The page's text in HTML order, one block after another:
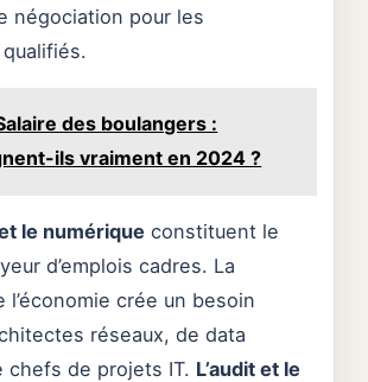
négociation pour les
des boulangers :
ils vraiment en 2024 ?
le numérique constituent le
d’emplois cadres. La
crée un besoin
réseaux, de data
de projets IT. L’audit et le